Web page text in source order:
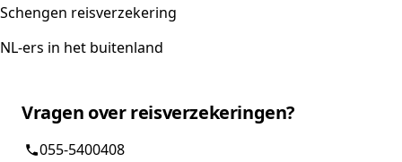
Schengen reisverzekering
NL-ers in het buitenland
Vragen over reisverzekeringen?
055-5400408